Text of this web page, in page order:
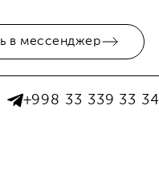
в мессенджер
+998 33 339 33 34